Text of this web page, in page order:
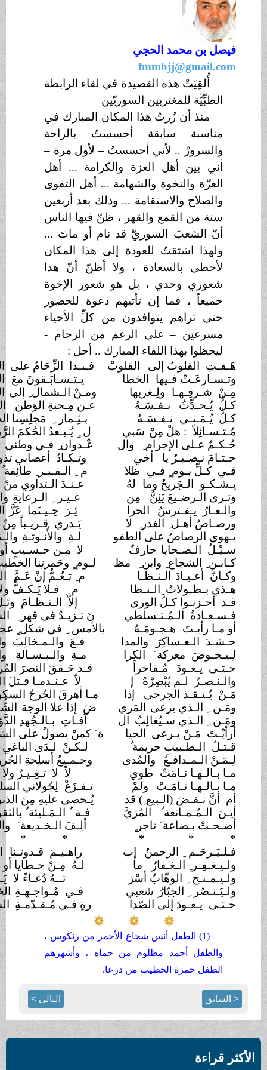
بن محمد الحجي
fmmhjj@gmail.com
أُلقِيَتْ هذه القصيدة في لقاء الرابطة
الطبِّيَّة للمغتربين السوريّين
منذ أن زُرتُ هذا المكان المبارك في
مناسبة سابقة أحسستُ بالراحة
والسرورْ .. لأني أحسستُ – لأول مرة –
أني بين أهل العزة والكرامة ... أهل
العزّة والنخوة والشهامة ... أهل التقوى
والصلاح والاستقامة ... وذلك بعد أربعين
سنة من القمع والقهر ، ظنّ فيها الناس
أنّ الشعبَ السوريَّ قد نام أو ماتَ ...
ولهذا اشتقتُ للعودة إلى هذا المكان
لأحظى بالسعادة ، ولا أظنّ أنّ هذا
شعوري وحدي ، بل هو شعور الإخوة
جميعاً ، فما إن تأتيهم دعوة للحضور
حتى تراهم يتوافدون من كلِّ الأحياء
مسرعين – على الرغم من الزحام -
ليحظوا بهذا اللقاء المبارك .. أجل :
هَـفـتِ القلوبُ إلى القلوبْ
وتـسـارعَـتْ فـيها الخطا
مِـنْ شـرقِـهـا ولِـغربها
كـلٌّ يُـحـدِّثُنـفـسَـهُ
كـلٌّ يُـمَـنـي نـفـسَـهُ
مُـتـسـائِلاً : هلْ مِنْسَبي
حُـكـمٌ عـلى الإجرام ِ وال
حـتـامَ نـصـبـرُ يا أخي
فـي كـلِّ يـوم ٍ فـي
ظلا
يـشـكـو الـجَريحُ وما لهُ
وتـرى الـرضـيعَ يَئِنُّ مِن
والـعـارُ يـفـترسُ الحرا
ورصـاصُ أهـل ِ الغدر ِ
لا
يـهوي الرصاصُ على الطفو
سـيْـلُ الـضـحاياجارفٌ
كـابـن ِ الشجاع ِ وابن ِ
مظ
وكـانَّ أعـيـادَالـنـظـا
هـذي بـطـولاتُالـنـظا
قـد أحـزنـوا كـلَّ الورى
فـسـعـادةُ الـمُـتـسلطي
أو مـا رأيـتَ
هـجـومَـهُ
حـشـدَ الـعـساكِرَوالمدا
لِـيـخـوضَ معركة َ الكرا
حـتـى يـعـودَمُـفاخراً
والـنـصـرُ لـم يُبْصِرْهُ إ
مَـنْ يُـنـقـذ الجرحى
إذا
ومَـن ِ الـذي يرعى المَري
ومَـن ِ الـذي سـيُغالِبُال
أرأيْـتَ مَـنْ يـرعىالحيا
قـتـلُ الـطـبيبِ جريمة
لِـمَـنْ الـمـدافـعُ والمُدى
مـا بـالـهـا نـامَتْ طوي
مـا بـالـهـا نـامَـتْ ولمْ
أم أنَّ نـقـضَ (الـبيع ِ) قد
أيـنَ الـمُـمـانعة ُ المُزيَّ
أضـحـتْ بـضاعة َ تاجر
* *
فـلـيَـرحَـم ِ الرحمنُ إب
ولـيـغـفِـر ِ الـغـفارُ ما
ولـيـمـنـح ِ الوهّابُ أسْرَ
ولـيَـنـصُر ِ الجبّارُ شعبي
حـتـى يـعـودَ إلى الصّدا
فـبـدا الزِّحَامُ علىالدُّروبْ
يـتـسـابَـقونَ معَ الغروبْ
ومـنْ الـشمال ِ إلى الجنوبْ
عـن مِـحنةِ الوَطن ِالسَّليبْ
بـثِـمار ِ مَجلِسِنا الخصيبْ
ل ٍ يُـبـعدُ الحُكمَ الرَّهيبْ؟
عٌـدوان ِ فـي وطني دَؤوبْ
وتـكـادُ أعصابي تذوبْ ؟!
م ِ الـقـبـر ِ طائِفة ٌ تغيبْ
عـنـدَ الـتداوي منْ نَصيبْ
غـيـر ِ الـرعايةِوالحليبْ
ئِـرَ حِـيـنَما عَزَّالهُروبْ
يَـدري قـريـباً مِنْغريبْ
لـةِ والأُنـوثـةِوالـمَشيبْ
لا مِـن حـسـيبٍ أو رقيبْ
لـوم ٍ وحَمزتِنا الخطيبْ (1)
م ِ تـعُـمُّ إنْ عَـمَّ الـنحيبْ
م ِ فـلا يَـكـفُّ ولا يَتوبْ
إلاّ الـنـظـامَ وتَـلْ أبيبْ
نَ تـزيـدُ في قهر ِ
الشعوبْ
بالأمس ِ في شكل ٍ عجيبْ ؟
فـعَ والـمـخالِبَ والنيوبْ
مـةِ والـبـسـالةِ واللهيبْ
قـد حَـققَ النصرَ المُريبْ !
لاّ عـنـدمـا قـتلَ الطبيبْ
مـا أهرقَ الجُرحُ السكوبْ ؟
ضَ إذا علا الوجهَ الشُّحوبْ؟
آفـاتِ بـالـجُهدِ الدَّؤوبْ؟
ة َ كمنْ يصولُ على الشعوبْ؟
لـكـنْ لـدَى الباغيتطيبْ
وجـمـيعُ أسلِحةِ الحُروبْ ؟
لاً لا تـغِـيـرُ ولاتصيبْ
تـفـزَعْ لِجُولاني السليبْ ؟
يُـحصى عليهِ مِنَ الذنوبْ؟!
فـة ُ الـمَـليئة ُ بالثقوبْ ؟
ألِـفَ الـخـديعة َ والهُروبْ
* *
راهـيـمَ قـدوتـنا الحبيبْ
لـهُ مِـنْ خـطايا أو ذنوبْ
تــهُ دُعـاءً لا يَـخـيـبْ
فـي مُـواجـهـةِالخطوبْ
رةِ فـي مُـقـدّمـةِالشعوبْ
(1) الطفل أنس شجاع الأحمر من رنكوس ،
والطفل أحمد مظلوم من حماه ، وأشهرهم
الطفل حمزة الخطيب من درعا.
السابق التالي >
قراءة